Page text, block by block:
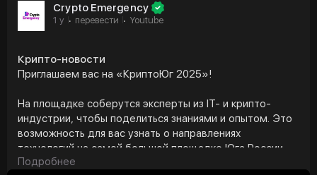
Эдвардс признал, что данные индекса деловых
ожиданий (BOS) не всегда дают надежные сигналы о
игнорировать. Он добавил, что ситуация может стать
еще более сложной, если тарифная война продолжит
снижаться. Согласно графику, уровень $91 000
остается важной отметкой после введения тарифов.
По мнению Каприоля, именно действия США в области
макроэкономики будут определять будущее
направление BTC
Crypto Emergency
1 y · перевести · Youtube
Крипто-новости
Приглашаем вас на «КриптоЮг 2025»!
На площадке соберутся эксперты из IT- и крипто-
индустрии, чтобы поделиться знаниями и опытом. Это
возможность для вас узнать о направлениях
технологий на самой большой площадке Юга России.
Подробнее